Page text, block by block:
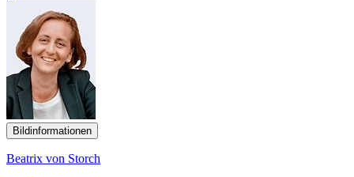
Bildinformationen
Beatrix von Storch